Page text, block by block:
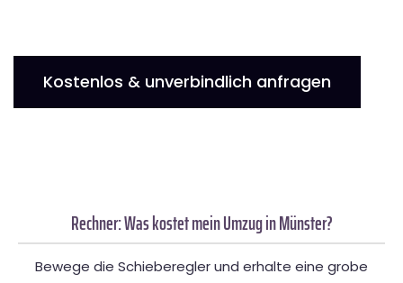
Kostenlos & unverbindlich anfragen
Rechner: Was kostet mein Umzug in Münster?
Bewege die Schieberegler und erhalte eine grobe